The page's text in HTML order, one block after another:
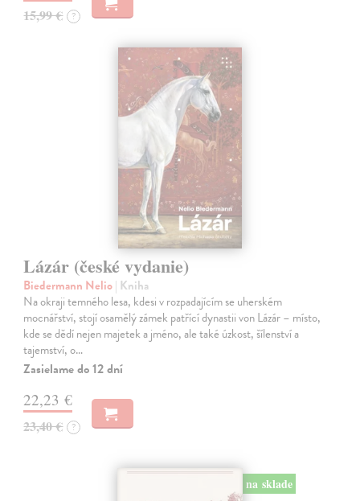
15,99 € ?
Lázár (české vydanie)
Biedermann Nelio| Kniha
Na okraji temného lesa, kdesi v rozpadajícím se uherském
mocnářství, stojí osamělý zámek patřící dynastii von Lázár – místo,
kde se dědí nejen majetek a jméno, ale také úzkost, šílenství a
tajemství, o…
Zasielame do 12 dní
22,23 €
23,40 € ?
na sklade